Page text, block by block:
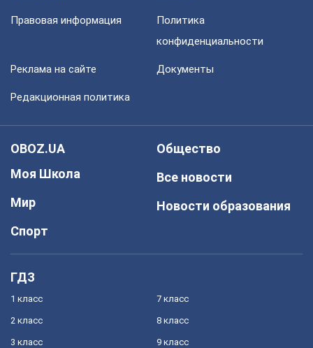
Правовая информация
Политика
конфиденциальности
Реклама на сайте Документы
Редакционная политика
OBOZ.UA
Моя Школа
Мир
Спорт
Общество
Все новости
Новости образования
ГДЗ
1 класс
2 класс
3 класс
7 класс
8 класс
9 класс